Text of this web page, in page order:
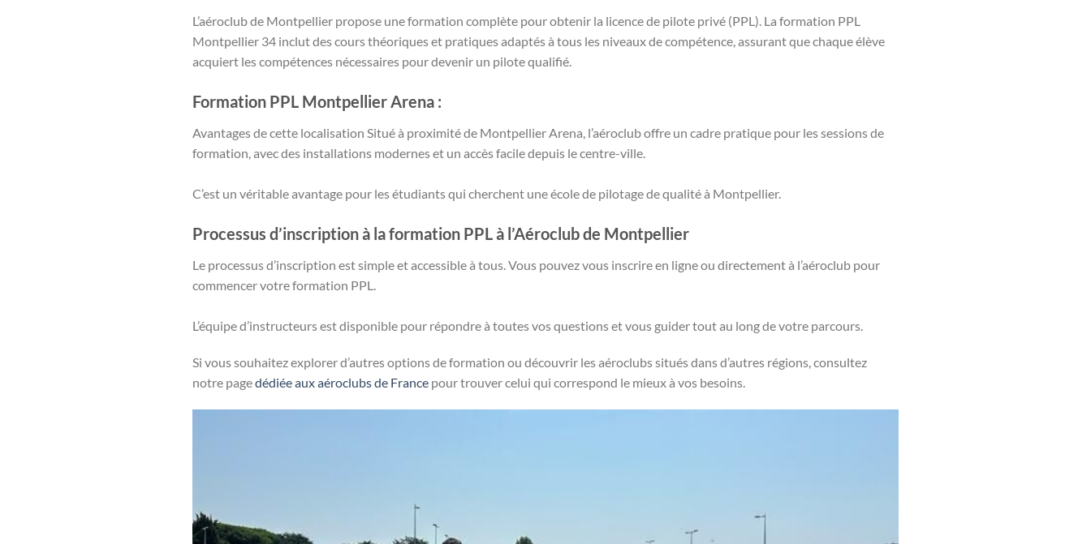
L’aéroclub de Montpellier propose une formation complète pour obtenir la licence de pilote privé (PPL). La formation PPL
Montpellier 34 inclut des cours théoriques et pratiques adaptés à tous les niveaux de compétence, assurant que chaque élève
acquiert les compétences nécessaires pour devenir un pilote qualifié.
Formation PPL Montpellier Arena :
Avantages de cette localisation Situé à proximité de Montpellier Arena, l’aéroclub offre un cadre pratique pour les sessions de
formation, avec des installations modernes et un accès facile depuis le centre-ville.
C’est un véritable avantage pour les étudiants qui cherchent une école de pilotage de qualité à Montpellier.
Processus d’inscription à la formation PPL à l’Aéroclub de Montpellier
Le processus d’inscription est simple et accessible à tous. Vous pouvez vous inscrire en ligne ou directement à l’aéroclub pour
commencer votre formation PPL.
L’équipe d’instructeurs est disponible pour répondre à toutes vos questions et vous guider tout au long de votre parcours.
Si vous souhaitez explorer d’autres options de formation ou découvrir les aéroclubs situés dans d’autres régions, consultez
notre pagedédiée aux aéroclubs de France pour trouver celui qui correspond le mieux à vos besoins.